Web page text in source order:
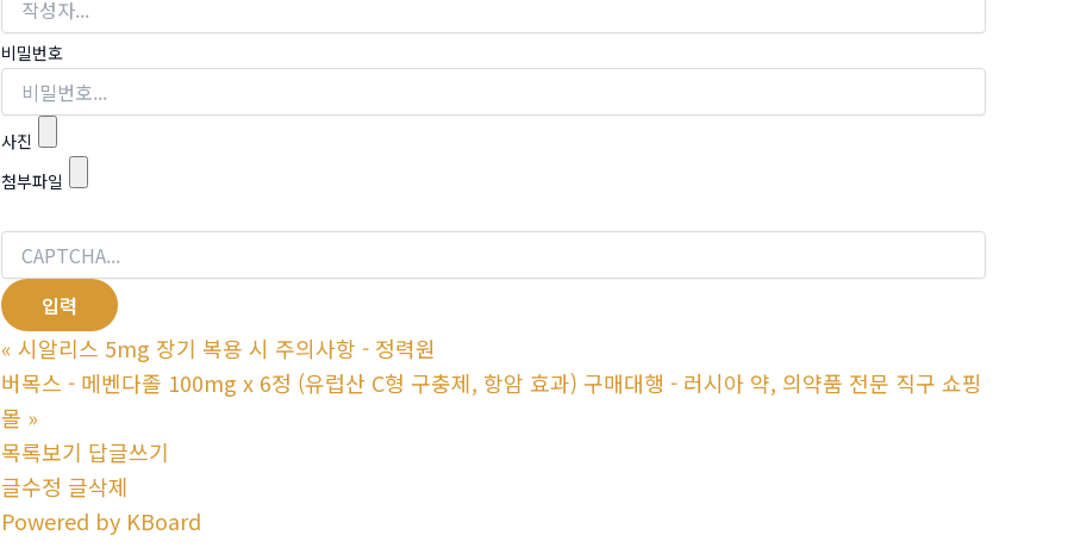
비밀번호
사진
첨부파일
« 시알리스 5mg 장기 복용 시 주의사항 - 정력원
버목스 - 메벤다졸 100mg x 6정 (유럽산 C형 구충제, 항암 효과) 구매대행 - 러시아 약, 의약품 전문 직구 쇼핑
몰 »
목록보기 답글쓰기
글수정 글삭제
Powered by KBoard